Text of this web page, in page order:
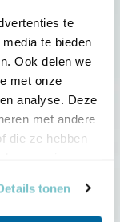
te
te bieden
Ook delen we
met onze
analyse. Deze
met andere
die ze hebben
tonen